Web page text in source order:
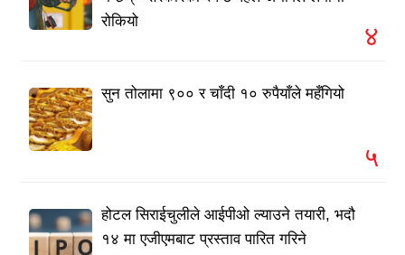
रोकियो
४
सुन तोलामा ९०० र चाँदी १० रुपैयाँले महँगियो
५
होटल सिराईचुलीले आईपीओ ल्याउने तयारी, भदौ
१४ मा एजीएमबाट प्रस्ताव पारित गरिने